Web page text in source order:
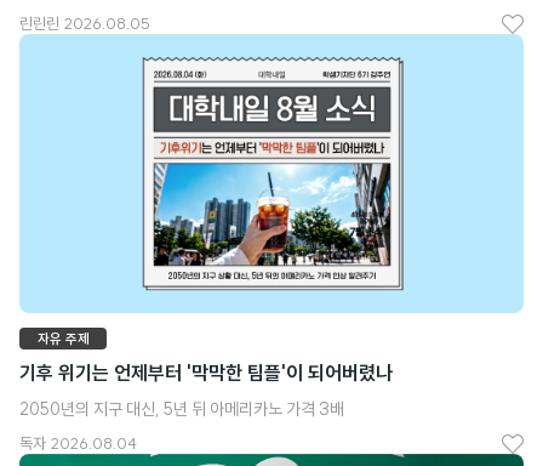
린린린 2026.08.05
좋
자유 주제
기후 위기는 언제부터 '막막한 팀플'이 되어버렸나
2050년의 지구 대신, 5년 뒤 아메리카노 가격 3배
독자 2026.08.04